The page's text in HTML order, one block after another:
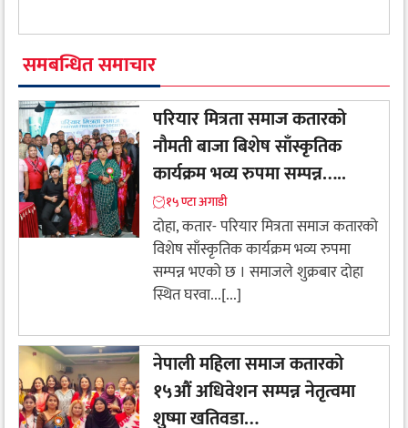
समबन्धित समाचार
परियार मित्रता समाज कतारको
नौमती बाजा बिशेष साँस्कृतिक
कार्यक्रम भव्य रुपमा सम्पन्न…..
१५ ण्टा अगाडी
दोहा, कतार- परियार मित्रता समाज कतारको
विशेष साँस्कृतिक कार्यक्रम भव्य रुपमा
सम्पन्न भएको छ । समाजले शुक्रबार दोहा
स्थित घरवा...[...]
नेपाली महिला समाज कतारको
१५औं अधिवेशन सम्पन्न नेतृत्वमा
शुष्मा खतिवडा…